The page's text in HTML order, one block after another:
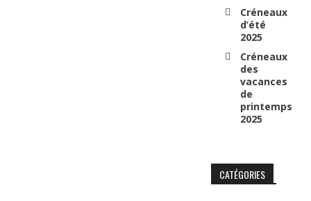
Créneaux
d’été
2025
Créneaux
des
vacances
de
printemps
2025
CATÉGORIES